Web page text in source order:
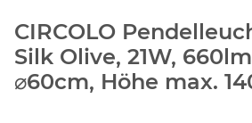
CIRCOLO
Silk Olive, 21W,
⌀60cm, Höhe max.